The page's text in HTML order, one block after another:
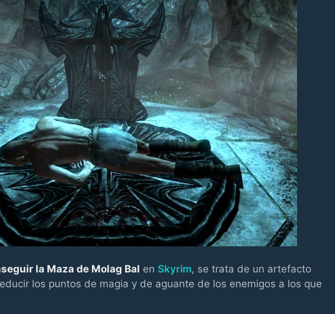
la Maza de Molag Bal en Skyrim, se trata de un artefacto
los puntos de magia y de aguante de los enemigos a los que